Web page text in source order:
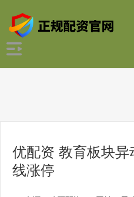
优配资 教育板块
线涨停